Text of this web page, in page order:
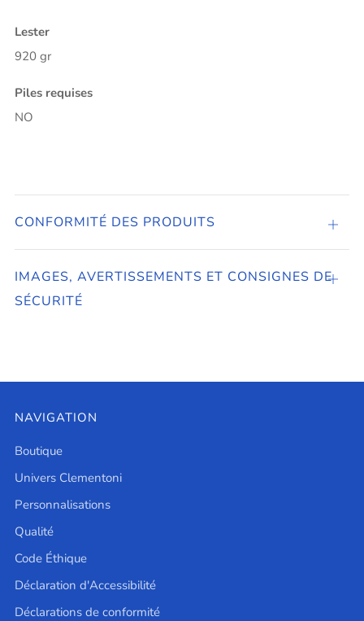
Lester
920 gr
Piles requises
NO
CONFORMITÉ DES PRODUITS
DES
IMAGES, AVERTISSEMENTS ET CONSIGNES DE
SÉCURITÉ
Ouvrir
NAVIGATION
Boutique
Univers Clementoni
Personnalisations
Qualité
Code Éthique
Déclaration d'Accessibilité
Déclarations de conformité